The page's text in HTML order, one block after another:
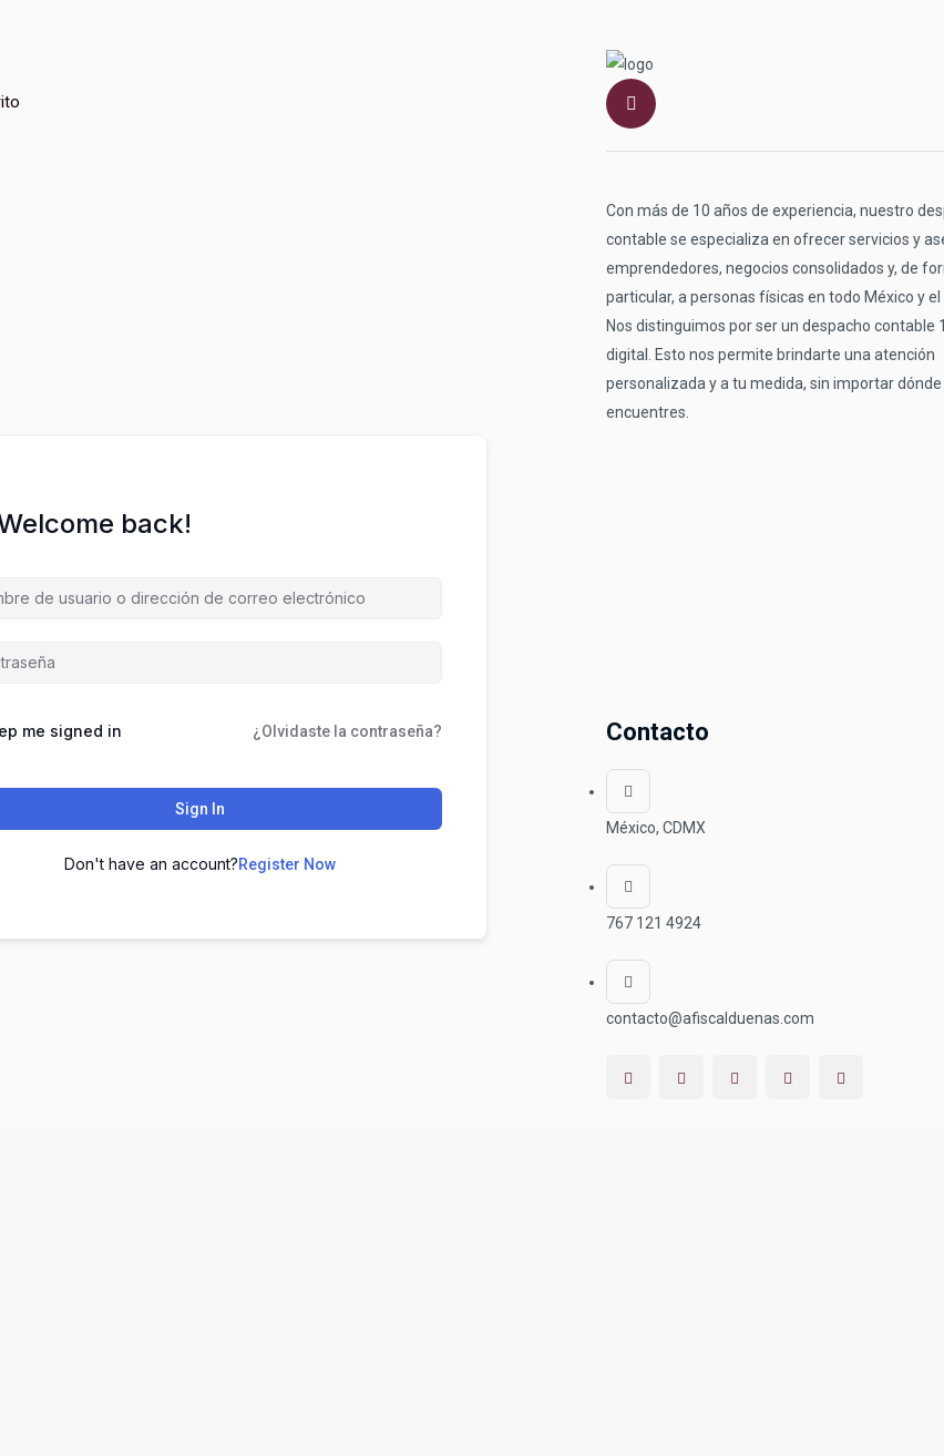
Con más de 10 años de experiencia, nuestro
contable se especializa en ofrecer servicios y
emprendedores, negocios consolidados y, de
particular, a personas físicas en todo México y
Nos distinguimos por ser un despacho contable
digital. Esto nos permite brindarte una atención
personalizada y a tu medida, sin importar
encuentres.
Contacto
México, CDMX
767 121 4924
contacto@afiscalduenas.com
back!
me signed in ¿Olvidaste la contraseña?
Sign In
Don't have an account?Register Now